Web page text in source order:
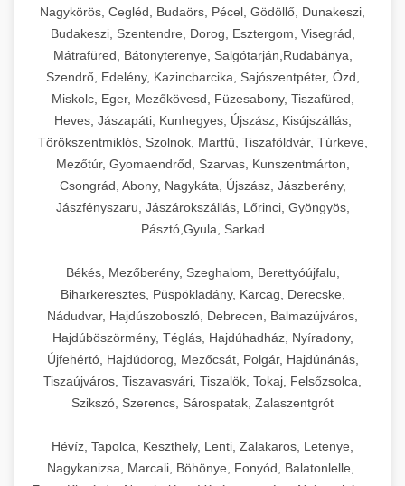
Nagykörös, Cegléd, Budaörs, Pécel, Gödöllő, Dunakeszi,
Budakeszi, Szentendre, Dorog, Esztergom, Visegrád,
Mátrafüred, Bátonyterenye, Salgótarján,Rudabánya,
Szendrő, Edelény, Kazincbarcika, Sajószentpéter, Ózd,
Miskolc, Eger, Mezőkövesd, Füzesabony, Tiszafüred,
Heves, Jászapáti, Kunhegyes, Újszász, Kisújszállás,
Törökszentmiklós, Szolnok, Martfű, Tiszaföldvár, Túrkeve,
Mezőtúr, Gyomaendrőd, Szarvas, Kunszentmárton,
Csongrád, Abony, Nagykáta, Újszász, Jászberény,
Jászfényszaru, Jászárokszállás, Lőrinci, Gyöngyös,
Pásztó,Gyula, Sarkad
Békés, Mezőberény, Szeghalom, Berettyóújfalu,
Biharkeresztes, Püspökladány, Karcag, Derecske,
Nádudvar, Hajdúszoboszló, Debrecen, Balmazújváros,
Hajdúböszörmény, Téglás, Hajdúhadház, Nyíradony,
Újfehértó, Hajdúdorog, Mezőcsát, Polgár, Hajdúnánás,
Tiszaújváros, Tiszavasvári, Tiszalök, Tokaj, Felsőzsolca,
Szikszó, Szerencs, Sárospatak, Zalaszentgrót
Hévíz, Tapolca, Keszthely, Lenti, Zalakaros, Letenye,
Nagykanizsa, Marcali, Böhönye, Fonyód, Balatonlelle,